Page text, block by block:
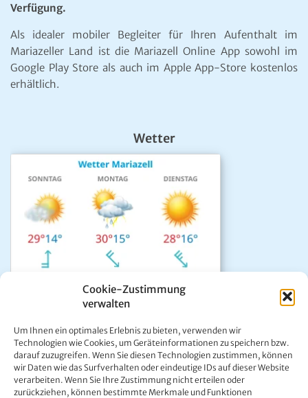
Cookie-Zustimmung
verwalten
Um Ihnen ein optimales Erlebnis zu bieten, verwenden wir
Technologien wie Cookies, um Geräteinformationen zu speichern bzw.
darauf zuzugreifen. Wenn Sie diesen Technologien zustimmen, können
wir Daten wie das Surfverhalten oder eindeutige IDs auf dieser Website
verarbeiten. Wenn Sie Ihre Zustimmung nicht erteilen oder
zurückziehen, können bestimmte Merkmale und Funktionen
Verfügung.
Als idealer mobiler Begleiter für Ihren Aufenthalt im
Mariazeller Land ist die Mariazell Online App sowohl im
Google Play Store als auch im Apple App-Store kostenlos
erhältlich.
Wetter
Das aktuelle Wetter in Mariazell
Unwetter Warnzentrale
Satellitenbild GeoSphere
ÖAMTC Verkehrsservice